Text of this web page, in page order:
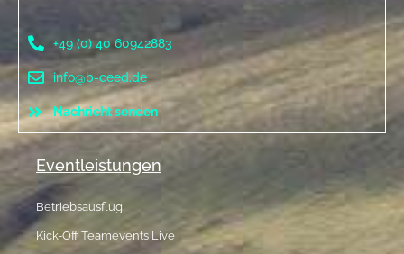
+49 (0) 40 60942883
info@b-ceed.de
Nachricht senden
Eventleistungen
Betriebsausflug
Kick-Off Teamevents Live